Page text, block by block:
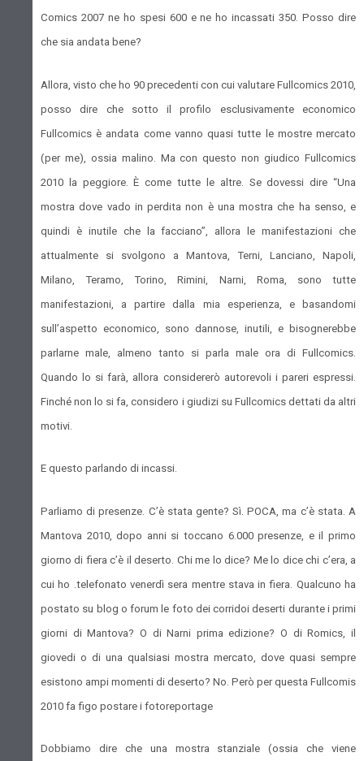
Comics 2007 ne ho spesi 600 e ne ho incassati 350. Posso dire
che sia andata bene?
Allora, visto che ho 90 precedenti con cui valutare Fullcomics 2010,
posso dire che sotto il profilo esclusivamente economico
Fullcomics è andata come vanno quasi tutte le mostre mercato
(per me), ossia malino. Ma con questo non giudico Fullcomics
2010 la peggiore. È come tutte le altre. Se dovessi dire “Una
mostra dove vado in perdita non è una mostra che ha senso, e
quindi è inutile che la facciano”, allora le manifestazioni che
attualmente si svolgono a Mantova, Terni, Lanciano, Napoli,
Milano, Teramo, Torino, Rimini, Narni, Roma, sono tutte
manifestazioni, a partire dalla mia esperienza, e basandomi
sull’aspetto economico, sono dannose, inutili, e bisognerebbe
parlarne male, almeno tanto si parla male ora di Fullcomics.
Quando lo si farà, allora considererò autorevoli i pareri espressi.
Finché non lo si fa, considero i giudizi su Fullcomics dettati da altri
motivi.
E questo parlando di incassi.
Parliamo di presenze. C’è stata gente? Sì. POCA, ma c’è stata. A
Mantova 2010, dopo anni si toccano 6.000 presenze, e il primo
giorno di fiera c’è il deserto. Chi me lo dice? Me lo dice chi c’era, a
cui ho .telefonato venerdì sera mentre stava in fiera. Qualcuno ha
postato su blog o forum le foto dei corridoi deserti durante i primi
giorni di Mantova? O di Narni prima edizione? O di Romics, il
giovedi o di una qualsiasi mostra mercato, dove quasi sempre
esistono ampi momenti di deserto? No. Però per questa Fullcomis
2010 fa figo postare i fotoreportage
Dobbiamo dire che una mostra stanziale (ossia che viene